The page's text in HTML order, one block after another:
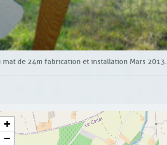
mat de 24m fabrication et installation Mars 2013.
+
−